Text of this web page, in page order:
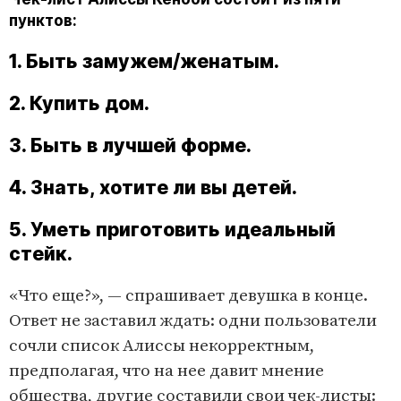
пунктов:
1. Быть замужем/женатым.
2. Купить дом.
3. Быть в лучшей форме.
4. Знать, хотите ли вы детей.
5. Уметь приготовить идеальный
стейк.
«Что еще?», — спрашивает девушка в конце.
Ответ не заставил ждать: одни пользователи
сочли список Алиссы некорректным,
предполагая, что на нее давит мнение
общества, другие составили свои чек-листы: